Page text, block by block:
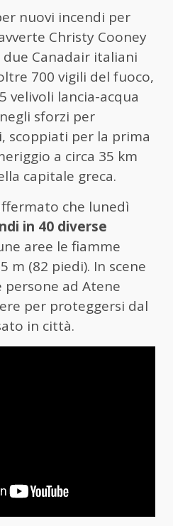
nuovi incendi per
Christy Cooney
due Canadair italiani
700 vigili del fuoco,
velivoli lancia-acqua
sforzi per
scoppiati per la prima
a circa 35 km
capitale greca.
che lunedì
in 40 diverse
aree le fiamme
m (82 piedi). In scene
persone ad Atene
per proteggersi dal
in città.